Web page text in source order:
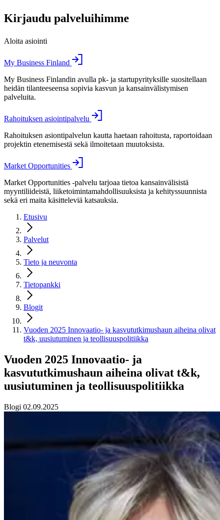
Kirjaudu palveluihimme
Aloita asiointi
My Business Finland
My Business Finlandin avulla pk- ja startupyrityksille suositellaan
heidän tilanteeseensa sopivia kasvun ja kansainvälistymisen
palveluita.
Rahoituksen asiointipalvelu
Rahoituksen asiontipalvelun kautta haetaan rahoitusta, raportoidaan
projektin etenemisestä sekä ilmoitetaan muutoksista.
Market Opportunities
Market Opportunities -palvelu tarjoaa tietoa kansainvälisistä
myyntiliideistä, liiketoimintamahdollisuuksista ja kehityssuunnista
sekä eri maita käsitteleviä katsauksia.
Etusivu
Palvelut
Tieto ja neuvonta
Tietopankki
Blogit
Vuoden 2025 Innovaatio- ja kasvututkimushaun aiheina olivat
t&k, uusiutuminen ja teollisuuspolitiikka
Vuoden 2025 Innovaatio- ja
kasvututkimushaun aiheina olivat t&k,
uusiutuminen ja teollisuuspolitiikka
Blogi 02.09.2025